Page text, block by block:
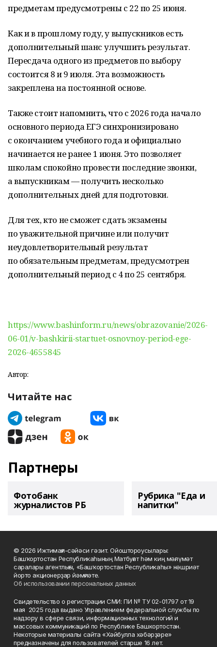
предметам предусмотрены с 22 по 25 июня.
Как и в прошлому году, у выпускников есть
дополнительный шанс улучшить результат.
Пересдача одного из предметов по выбору
состоится 8 и 9 июля. Эта возможность
закреплена на постоянной основе.
Также стоит напомнить, что с 2026 года начало
основного периода ЕГЭ синхронизировано
с окончанием учебного года и официально
начинается не ранее 1 июня. Это позволяет
школам спокойно провести последние звонки,
а выпускникам — получить несколько
дополнительных дней для подготовки.
Для тех, кто не сможет сдать экзамены
по уважительной причине или получит
неудовлетворительный результат
по обязательным предметам, предусмотрен
дополнительный период с 4 по 25 сентября.
https://www.bashinform.ru/news/obrazovanie/2026-
06-01/v-bashkirii-startuet-osnovnoy-period-ege-
2026-4655845
Автор:
Читайте нас
Партнеры
Фотобанк
журналистов РБ
Рубрика "Еда и
напитки"
© 2026 Ижтимағи-сәйәси гәзит. Ойоштороусылары:
Башҡортостан Республикаһының Матбуғат һәм киң мәғлүмәт
саралары агентлығы, «Башҡортостан Республикаһы» нәшриәт
йорто акционерҙар йәмғиәте.
Об использовании персональных данных
Свидетельство о регистрации СМИ: ПИ № ТУ 02-01797 от 19
мая 2025 года выдано Управлением федеральной службы по
надзору в сфере связи, информационных технологий и
массовых коммуникаций по Республике Башкортостан.
Некоторые материалы сайта «Хәйбулла хәбәрҙәре»
предназначены для пользователей старше 16 лет.